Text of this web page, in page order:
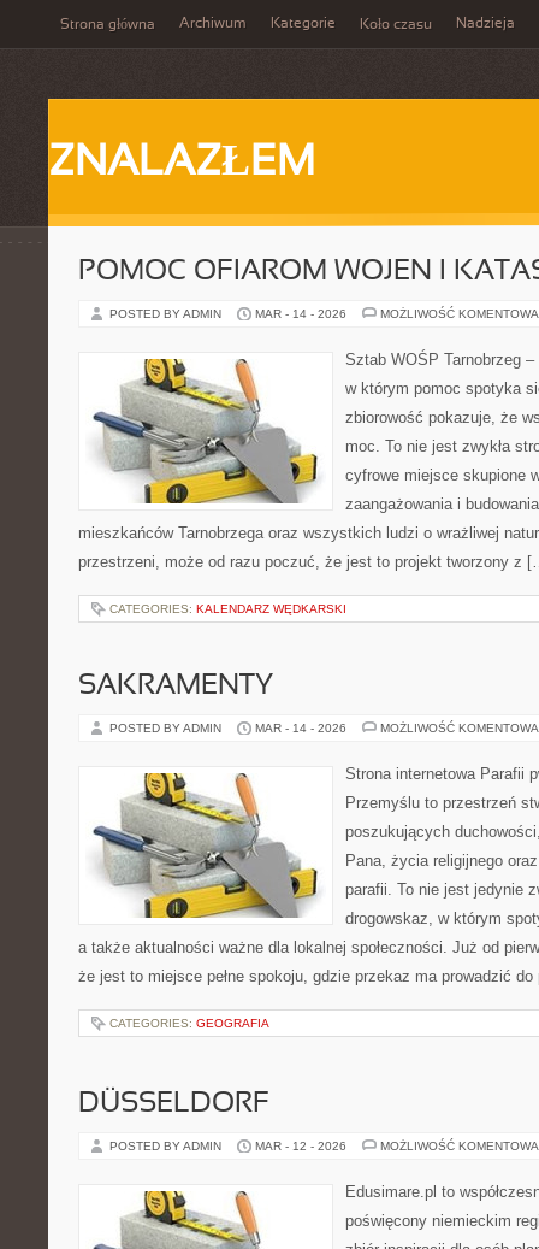
Strona główna Archiwum Kategorie Koło czasu Nadzieja
ZNALAZŁEM
POMOC OFIAROM WOJEN I
POSTED BY ADMIN MAR - 14 - 2026 MOŻLIWOŚĆ
Sztab WOŚP Tarnobrzeg
w którym pomoc spotyka
zbiorowość pokazuje, że
moc. To nie jest zwykła
cyfrowe miejsce skupione
zaangażowania i
mieszkańców Tarnobrzega oraz wszystkich ludzi o wrażliwej
przestrzeni, może od razu poczuć, że jest to projekt tworzony z
CATEGORIES: KALENDARZ WĘDKARSKI
SAKRAMENTY
POSTED BY ADMIN MAR - 14 - 2026 MOŻLIWOŚĆ
Strona internetowa Parafii
Przemyślu to przestrzeń
poszukujących
Pana, życia religijnego
parafii. To nie jest jedynie
drogowskaz, w którym
a także aktualności ważne dla lokalnej społeczności. Już od
że jest to miejsce pełne spokoju, gdzie przekaz ma prowadzić
CATEGORIES: GEOGRAFIA
DÜSSELDORF
POSTED BY ADMIN MAR - 12 - 2026 MOŻLIWOŚĆ
Edusimare.pl to
poświęcony niemieckim